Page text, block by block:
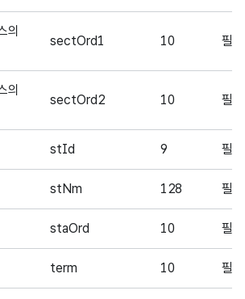
의
sectOrd1 10 필
의
sectOrd2 10 필
stId 9 필
stNm 128 필
staOrd 10 필
term 10 필